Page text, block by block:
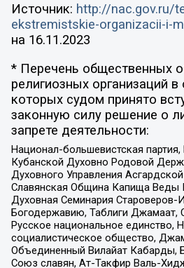
Источник: http://nac.gov.ru/
ekstremistskie-organizacii-i-
на 16.11.2023
* Перечень общественных
религиозных организаций
которых судом принято
законную силу решение о
запрете деятельности:
Национал-большевистская
Кубанской Духовно Родовой
Духовного Управления
Славянская Община Капища Веды
Духовная Семинария Староверов-
Богодержавию, Таблиги Джамаат,
Русское национальное единство,
социалистическое общество,
Объединенный Вилайат Кабарды,
Союз славян, Ат-Такфир Валь-